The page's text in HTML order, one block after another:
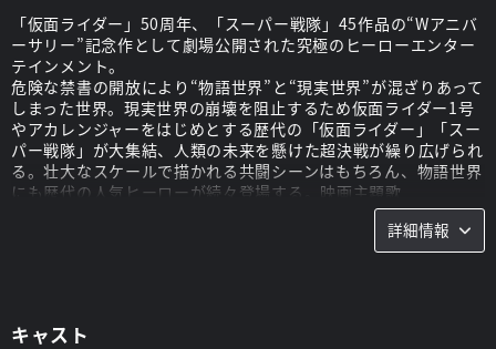
「仮面ライダー」50周年、「スーパー戦隊」45作品の“Wアニバ
ーサリー”記念作として劇場公開された究極のヒーローエンター
テインメント。
危険な禁書の開放により“物語世界”と“現実世界”が混ざりあって
しまった世界。現実世界の崩壊を阻止するため仮面ライダー1号
やアカレンジャーをはじめとする歴代の「仮面ライダー」「スー
パー戦隊」が大集結、人類の未来を懸けた超決戦が繰り広げられ
る。壮大なスケールで描かれる共闘シーンはもちろん、物語世界
にも歴代の人気ヒーローが続々登場する。映画主題歌
『SPARK』は”東京スカパラダイスオーケストラ“が担当。さら
にメンバーの谷中敦が怪人【ライダーワルド】の声も担当。巨大
化した最強の敵・アスモデウスに立ち向かうセイバーとゼンカイ
スタッフ
詳細情報
キャスト